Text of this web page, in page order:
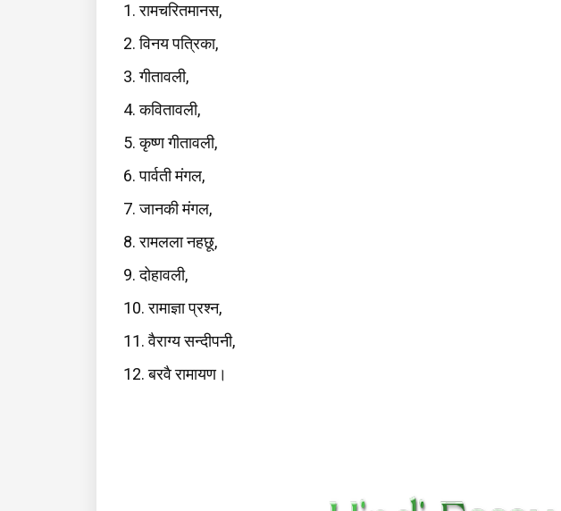
1. रामचरितमानस,
2. विनय पत्रिका,
3. गीतावली,
4. कवितावली,
5. कृष्ण गीतावली,
6. पार्वती मंगल,
7. जानकी मंगल,
8. रामलला नहछू,
9. दोहावली,
10. रामाज्ञा प्रश्न,
11. वैराग्य सन्दीपनी,
12. बरवै रामायण।